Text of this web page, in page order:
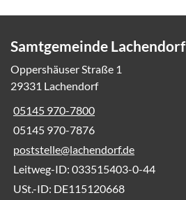
Samtgemeinde Lachendorf
Oppershäuser Straße 1
29331 Lachendorf
05145 970-7800
05145 970-7876
poststelle@lachendorf.de
Leitweg-ID: 033515403-0-44
USt.-ID: DE115120668